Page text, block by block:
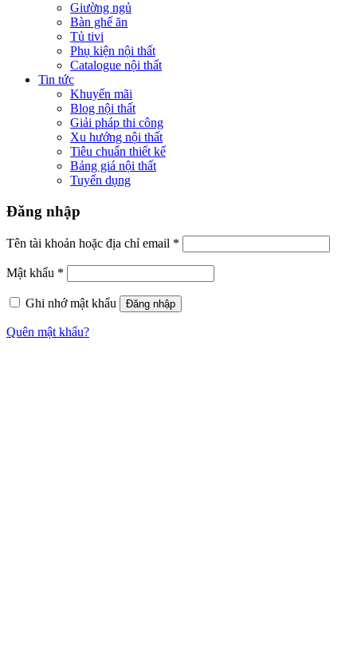
Đăng nhập
Tên tài khoản hoặc địa chỉ email
Mật khẩu*
Ghi nhớ mật khẩu Đăng nhập
Quên mật khẩu?